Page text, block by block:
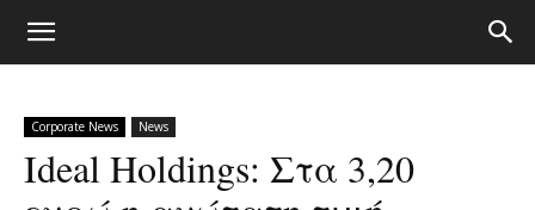
Corporate News News
Ideal Holdings: Στα 3,20